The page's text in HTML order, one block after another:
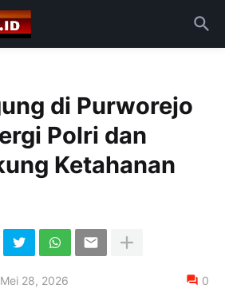
di Purworejo
Polri dan
Ketahanan
Mei 28, 2026 0